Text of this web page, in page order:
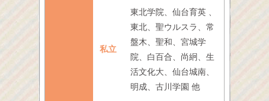
私立
東北学院、仙台育英 、
東北、聖ウルスラ、常
盤木、聖和、宮城学
院、白百合、尚絅、生
活文化大、仙台城南、
明成、古川学園 他